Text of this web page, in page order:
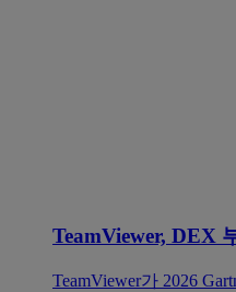
TeamViewer, DEX
TeamViewer가 2026